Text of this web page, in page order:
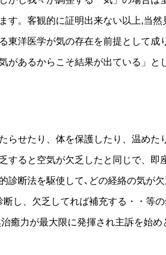
す。客観的に証明出来ない以上,当
東洋医学が気の存在を前提として
があるからこそ結果が出ている」
らせたり、体を保護したり、温めた
すると空気が欠乏したと同じで、即
診断法を駆使して､どの経絡の気が
し、欠乏してれば補充する・・等
癒力が最大限に発揮され主訴を始